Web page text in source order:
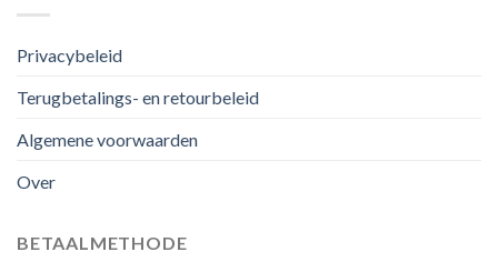
Privacybeleid
Terugbetalings- en retourbeleid
Algemene voorwaarden
Over
BETAALMETHODE